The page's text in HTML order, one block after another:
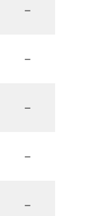
–
–
–
–
–